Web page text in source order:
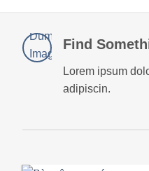
Find
Lorem ipsum
adipiscin.